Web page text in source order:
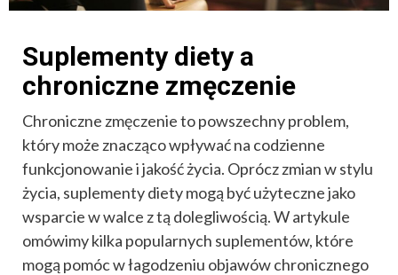
Suplementy diety a
chroniczne zmęczenie
Chroniczne zmęczenie to powszechny problem,
który może znacząco wpływać na codzienne
funkcjonowanie i jakość życia. Oprócz zmian w stylu
życia, suplementy diety mogą być użyteczne jako
wsparcie w walce z tą dolegliwością. W artykule
omówimy kilka popularnych suplementów, które
mogą pomóc w łagodzeniu objawów chronicznego